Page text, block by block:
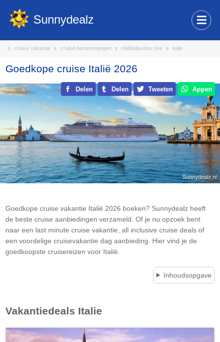
cruise vakantie cruise bestemmingen middellandse zee italië
Sunnydealz
Goedkope cruise Italië 2026
Delen Delen Tweeten Appen
Goedkope cruise vakantie Italië 2026 boeken? Sunnydealz heeft
de beste cruise aanbiedingen verzameld. Of je nu opzoek bent
naar een last minute cruise vakantie, all inclusive cruise deals of
een voordelige cruisevakantie dag aanbieding. Hier vind je de
goedkoopste cruisereizen voor Italië.
Inhoudsopgave
Vakantiedeals Italie